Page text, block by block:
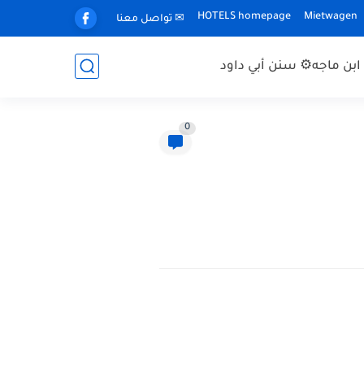
Mietwagen
HOTELS homepage ✉ تواصل معنا
ماجه⚙ سنن أبي داود
0